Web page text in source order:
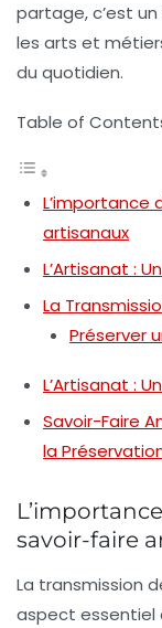
partage, c’est
les arts et
du quotidien.
Table of
L’importance
artisanaux
L’Artisanat :
La
Préserver
L’Artisanat :
Savoir-Faire
la
savoir-faire
La transmission
aspect essentiel